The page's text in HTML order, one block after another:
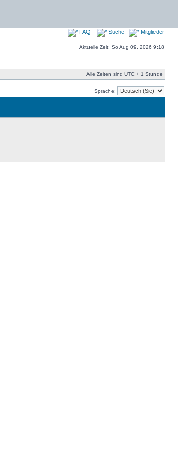
FAQ Suche Mitglieder
Aktuelle Zeit: So Aug 09, 2026 9:18
Alle Zeiten sind UTC + 1 Stunde
Sprache: